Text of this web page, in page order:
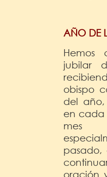
AÑO DE
Hemos
jubilar
obispo
del
en cada
mes
pasado,
oración